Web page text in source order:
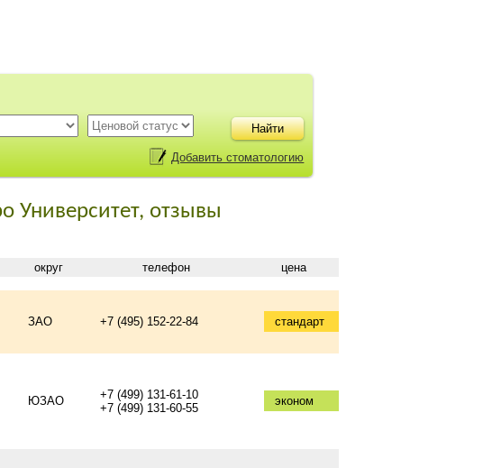
Добавить стоматологию
Университет, отзывы
округ телефон цена
ЗАО +7 (495) 152-22-84 стандарт
ЮЗАО
+7 (499) 131-61-10
+7 (499) 131-60-55
эконом